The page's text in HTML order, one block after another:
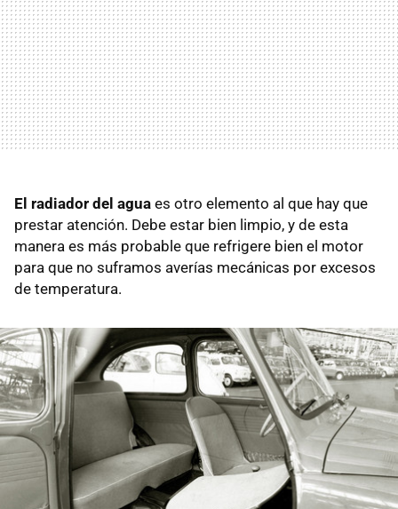
El radiador del agua es otro elemento al que hay que
prestar atención. Debe estar bien limpio, y de esta
manera es más probable que refrigere bien el motor
para que no suframos averías mecánicas por excesos
de temperatura.